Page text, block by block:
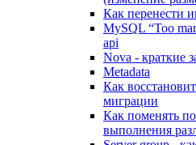
Как перенести
MySQL “Too
api
Nova - краткие
Metadata
Как
миграции
Как поменять
выполнения